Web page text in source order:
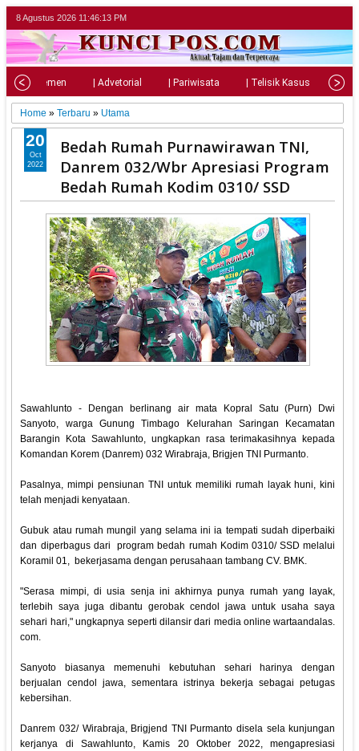
8 Agustus 2026 11:46:15 PM
| Parlemen | Advetorial | Pariwisata | Telisik Kasus |
Home »Terbaru » Utama
Bedah Rumah Purnawirawan TNI,
Danrem 032/Wbr Apresiasi Program
Bedah Rumah Kodim 0310/ SSD
Sawahlunto - Dengan berlinang air mata Kopral Satu (Purn) Dwi
Sanyoto, warga Gunung Timbago Kelurahan Saringan Kecamatan
Barangin Kota Sawahlunto, ungkapkan rasa terimakasihnya kepada
Komandan Korem (Danrem) 032 Wirabraja, Brigjen TNI Purmanto.
Pasalnya, mimpi pensiunan TNI untuk memiliki rumah layak huni, kini
telah menjadi kenyataan.
Gubuk atau rumah mungil yang selama ini ia tempati sudah diperbaiki
dan diperbagus dari program bedah rumah Kodim 0310/ SSD melalui
Koramil 01, bekerjasama dengan perusahaan tambang CV. BMK.
"Serasa mimpi, di usia senja ini akhirnya punya rumah yang layak,
terlebih saya juga dibantu gerobak cendol jawa untuk usaha saya
sehari hari," ungkapnya seperti dilansir dari media online wartaandalas.
com.
Sanyoto biasanya memenuhi kebutuhan sehari harinya dengan
berjualan cendol jawa, sementara istrinya bekerja sebagai petugas
kebersihan.
Danrem 032/ Wirabraja, Brigjend TNI Purmanto disela sela kunjungan
kerjanya di Sawahlunto, Kamis 20 Oktober 2022, mengapresiasi
20
Oct
2022